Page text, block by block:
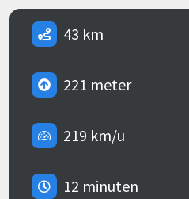
43 km
221 meter
219 km/u
12 minuten